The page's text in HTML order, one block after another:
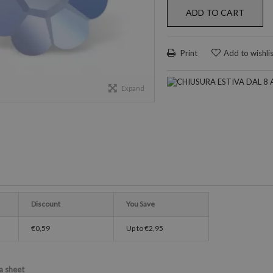
Expand
ADD TO CART
Print Add to
Discount You Save
€0,59 Up to€2,95
sheet